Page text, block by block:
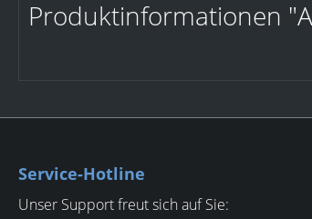
Produktinformationen
Service-Hotline
Unser Support freut sich auf Sie: